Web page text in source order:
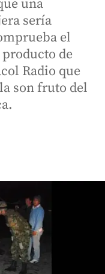
una
sería
el
de
Radio que
son fruto del